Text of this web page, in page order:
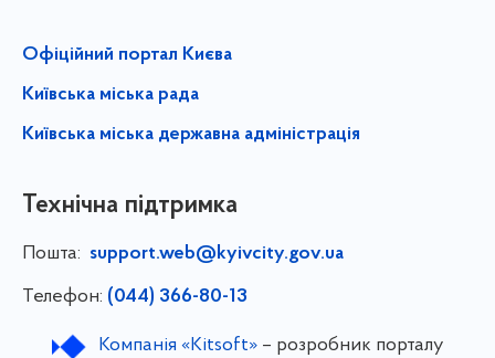
Офіційний портал Києва
Київська міська рада
Київська міська державна адміністрація
Технічна підтримка
Пошта: support.web@kyivcity.gov.ua
Телефон: (044) 366-80-13
Компанія «Kitsoft»– розробник порталу